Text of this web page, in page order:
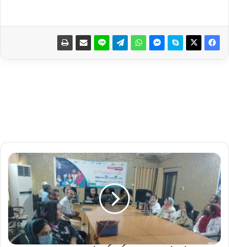
ڈ
ا
ک
ٹ
ر
ز
ک
ے